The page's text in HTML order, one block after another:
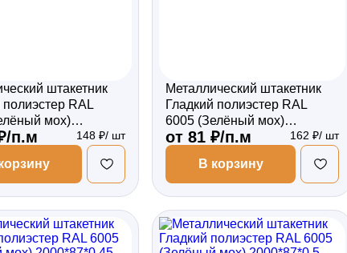
штакетник
полиэстер RAL
мох)
односторонний
п.м 148 ₽/ шт
Металлический штакетник
Гладкий полиэстер RAL
6005 (Зелёный мох)
2000*87*0,45 двухсторонний
Прямой
от 81 ₽/п.м 162 ₽/ шт
В корзину